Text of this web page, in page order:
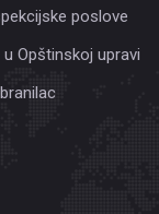
poslove
Opštinskoj upravi